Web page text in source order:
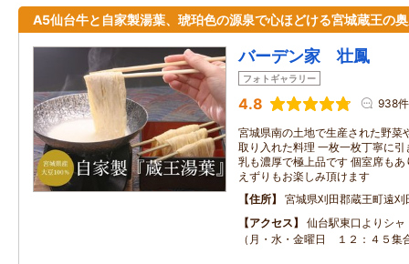
A5仙台牛と自家製湯葉、琥珀色の源泉で心ほどける宮城蔵王の
バーデン家 壮鳳
フォトギャラリー
4.8 938件
宮城県南の土地で生産された野菜
取り入れた料理 一枚一枚丁寧に
乳も濃厚で極上品です 個室席も
えずりもお楽しみ頂けます
住所
宮城県刈田郡蔵王町遠
アクセス
仙台駅東口よりシャ
（月・水・金曜日 １２：４５